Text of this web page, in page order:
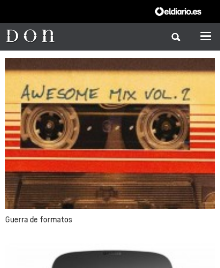
Guerra de formatos